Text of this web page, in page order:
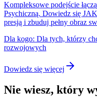
Kompleksowe podejście
Psychiczną. Dowiedz się
presją i zbuduj pełny obraz
Dla kogo: Dla tych, którzy
rozwojowych
Dowiedz się więcej
Nie wiesz, który